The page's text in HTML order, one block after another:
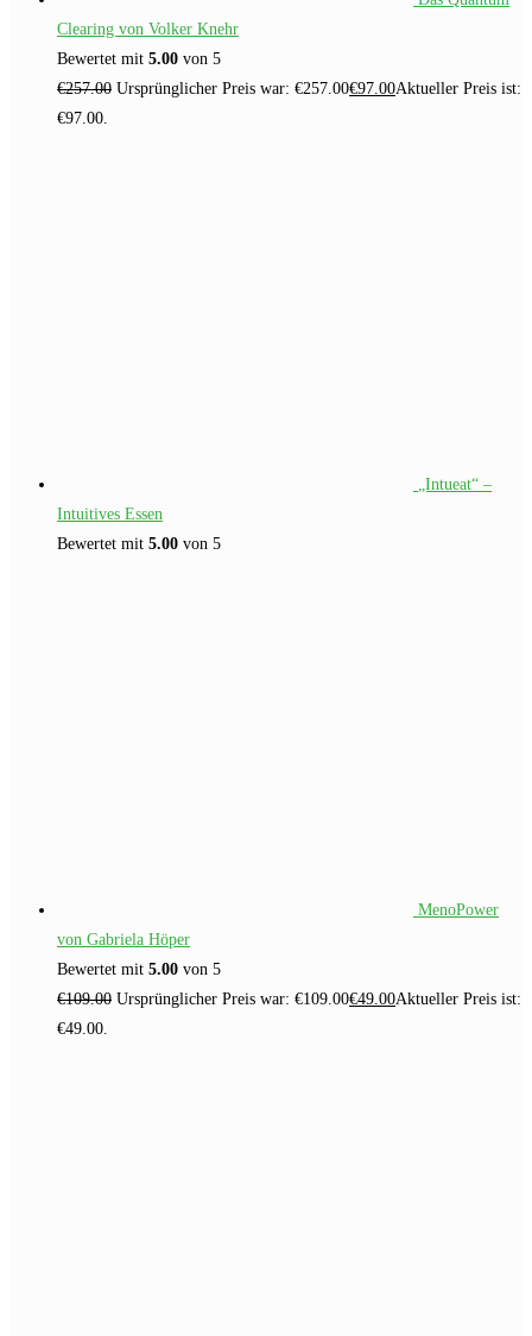
Clearing von Volker Knehr
Bewertet mit 5.00 von 5
€257.00 Ursprünglicher Preis war: €257.00€97.00Aktueller Preis ist:
€97.00.
„Intueat“ –
Intuitives Essen
Bewertet mit 5.00 von 5
MenoPower
von Gabriela Höper
Bewertet mit 5.00 von 5
€109.00 Ursprünglicher Preis war: €109.00€49.00Aktueller Preis ist:
€49.00.